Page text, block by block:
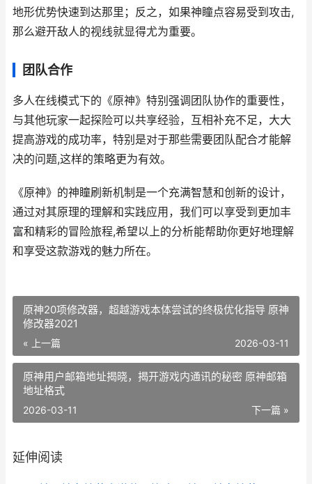
地形优势快速到达那里；反之，如果神瞳点容易受到攻击,
那么避开敌人的视线就显得尤为重要。
团队合作
多人在线模式下的《原神》特别强调团队协作的重要性，
与其他玩家一起探险可以共享经验，互相补充不足，大大
提高游戏的成功率，特别是对于那些需要团队配合才能解
决的问题,这样的策略更为有效。
《原神》的神瞳刷新机制是一个充满智慧和创新的设计，
通过对其原理的理解和实践应用，我们可以享受到更加丰
富和精彩的冒险旅程,希望以上的分析能帮助你更好地理解
和享受这款游戏的魅力所在。
原神20项修改器，超越游戏本体尝试的终极优化指导 原神
修改器2021
« 上一篇 2026-03-11
原神用户邮箱地址揭晓，揭开游戏内通讯的秘密 原神邮箱
地址格式
下一篇 »
2026-03-11
延伸阅读